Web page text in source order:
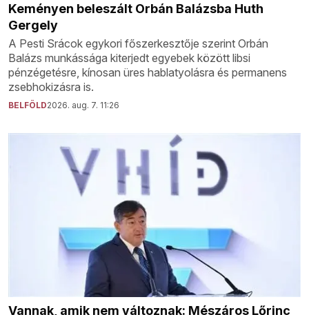
Keményen beleszált Orbán Balázsba Huth
Gergely
A Pesti Srácok egykori főszerkesztője szerint Orbán
Balázs munkássága kiterjedt egyebek között libsi
pénzégetésre, kínosan üres hablatyolásra és permanens
zsebhokizásra is.
BELFÖLD2026. aug. 7. 11:26
Vannak, amik nem változnak: Mészáros Lőrinc